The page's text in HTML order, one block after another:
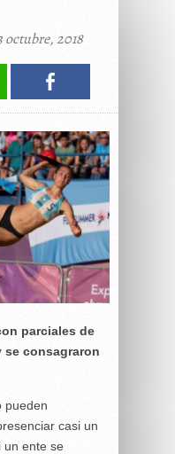
octubre, 2018
parciales de
se consagraron
pueden
casi un
un ente se